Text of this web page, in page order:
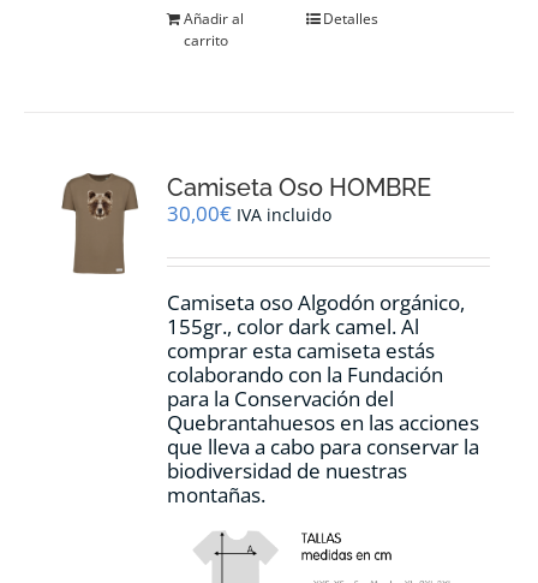
Añadir al
carrito
Detalles
Camiseta Oso HOMBRE
30,00€ IVA incluido
Camiseta oso Algodón orgánico,
155gr., color dark camel. Al
comprar esta camiseta estás
colaborando con la Fundación
para la Conservación del
Quebrantahuesos en las acciones
que lleva a cabo para conservar la
biodiversidad de nuestras
montañas.